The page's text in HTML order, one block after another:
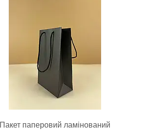
Пакет паперовий ламінований